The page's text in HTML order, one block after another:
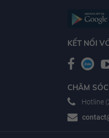
KẾT NỐI
CHĂM
Hotline